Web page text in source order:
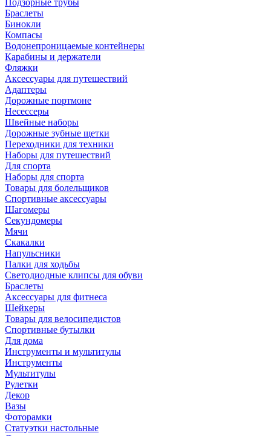
Подзорные трубы
Браслеты
Бинокли
Компасы
Водонепроницаемые контейнеры
Карабины и держатели
Фляжки
Аксессуары для путешествий
Адаптеры
Дорожные портмоне
Несессеры
Швейные наборы
Дорожные зубные щетки
Переходники для техники
Наборы для путешествий
Для спорта
Наборы для спорта
Товары для болельщиков
Спортивные аксессуары
Шагомеры
Секундомеры
Мячи
Скакалки
Напульсники
Палки для ходьбы
Светодиодные клипсы для обуви
Браслеты
Аксессуары для фитнеса
Шейкеры
Товары для велосипедистов
Спортивные бутылки
Для дома
Инструменты и мультитулы
Инструменты
Мультитулы
Рулетки
Декор
Вазы
Фоторамки
Статуэтки настольные